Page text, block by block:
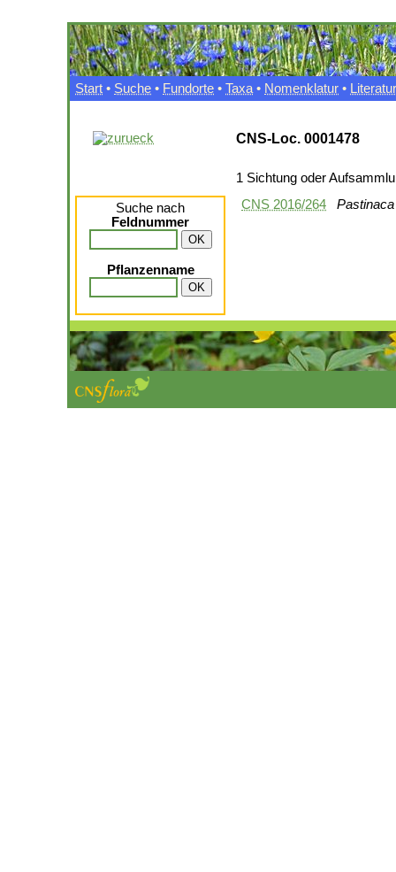
Start • Suche • Fundorte • Taxa • Nomenklatur • Literatur
CNS-Loc. 0001478
1 Sichtung oder
Suche nach
Feldnummer
Pflanzenname
CNS 2016/264